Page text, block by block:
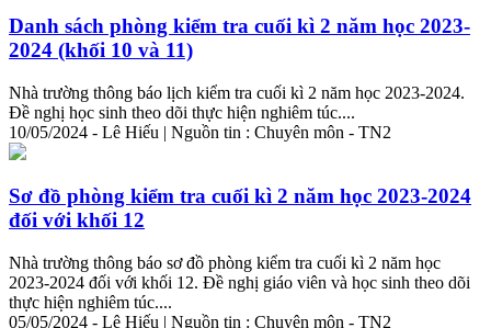
Danh sách phòng kiểm tra cuối kì 2 năm học 2023-
2024 (khối 10 và 11)
Nhà trường thông báo lịch kiểm tra cuối kì 2 năm học 2023-2024.
Đề nghị học sinh theo dõi thực hiện nghiêm túc....
10/05/2024 - Lê Hiếu | Nguồn tin : Chuyên môn - TN2
Sơ đồ phòng kiểm tra cuối kì 2 năm học 2023-2024
đối với khối 12
Nhà trường thông báo sơ đồ phòng kiểm tra cuối kì 2 năm học
2023-2024 đối với khối 12. Đề nghị giáo viên và học sinh theo dõi
thực hiện nghiêm túc....
05/05/2024 - Lê Hiếu | Nguồn tin : Chuyên môn - TN2